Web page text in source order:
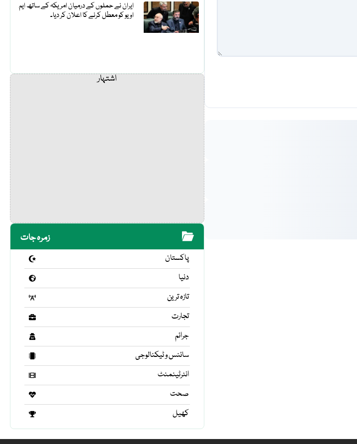
ایران نے حملوں کے درمیان امریکہ کے ساتھ ایم
او یو کو معطل کرنے کا اعلان کر دیا۔
اشتہار
زمرہ جات
پاکستان
دنیا
تازہ ترین
تجارت
جرائم
سائنس و ٹیکنالوجی
انٹرٹینمنٹ
صحت
کھیل